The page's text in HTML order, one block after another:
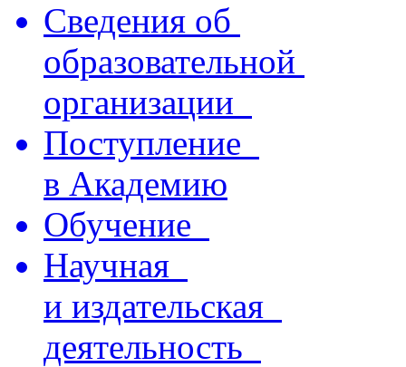
Сведения об
образовательной
организации
Поступление
в Академию
Обучение
Научная
и издательская
деятельность